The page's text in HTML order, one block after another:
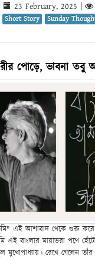
23 February, 2025
Short Story Sunday
পোড়ে, ভাবনা তবু
এই আশাবাদ থেকে শুরু করে
এই বাংলার মায়াভরা পথে
মুখোপাধ্যায়। রেখে গেলেন